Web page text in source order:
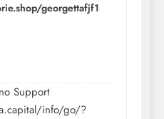
georgettafjf1
Support
info/go/?